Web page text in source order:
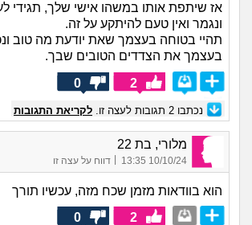
אז שיתפת אותו במשהו אישי שלך, תגידי
ונגמר ואין טעם להיתקע על זה.
תהיי בטוחה בעצמך שאת יודעת מה טוב
בעצמך את הצדדים הטובים שבך.
2
0
נכתבו 2 תגובות לעצה זו. לקריאת התגובות
מלורי, בת 22
10/10/24 13:35
| דווח על עצה זו
הוא בוודאות מזמן שכח מזה, עכשיו תורך
2
0